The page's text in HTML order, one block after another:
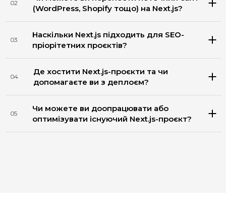
02
(WordPress, Shopify тощо) на Next.js?
03
Наскільки Next.js підходить для SEO-
пріорітетних проєктів?
04
Де хостити Next.js-проєкти та чи
допомагаєте ви з деплоєм?
05
Чи можете ви доопрацювати або
оптимізувати існуючий Next.js-проєкт?